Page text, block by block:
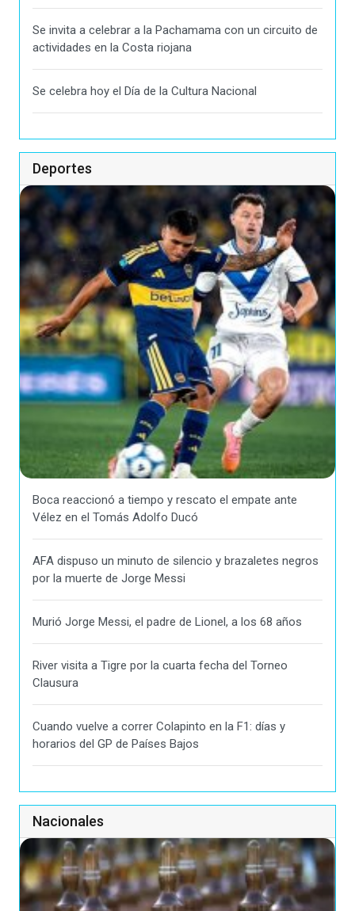
Se invita a celebrar a la Pachamama con un circuito de
actividades en la Costa riojana
Se celebra hoy el Día de la Cultura Nacional
Deportes
Boca reaccionó a tiempo y rescato el empate ante
Vélez en el Tomás Adolfo Ducó
AFA dispuso un minuto de silencio y brazaletes negros
por la muerte de Jorge Messi
Murió Jorge Messi, el padre de Lionel, a los 68 años
River visita a Tigre por la cuarta fecha del Torneo
Clausura
Cuando vuelve a correr Colapinto en la F1: días y
horarios del GP de Países Bajos
Nacionales